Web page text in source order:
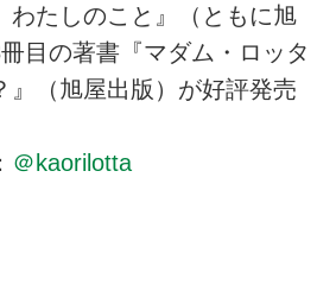
わたしのこと』（ともに旭
目の著書『マダム・ロッタ
』（旭屋出版）が好評発売
＠kaorilotta